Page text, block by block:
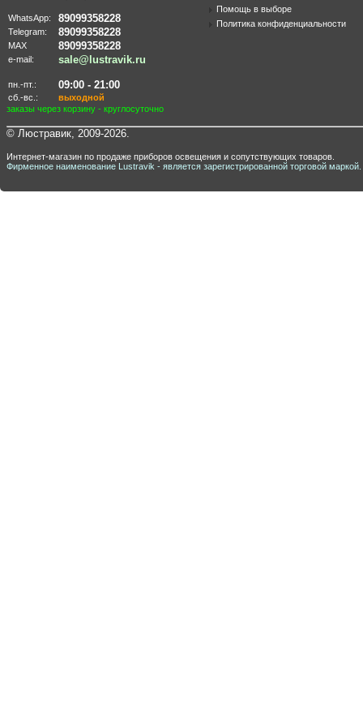
WhatsApp: 89099358228
Telegram: 89099358228
MAX 89099358228
e-mail: sale@lustravik.ru
пн.-пт.: 09:00 - 21:00
сб.-вс.:
выходной
заказы через корзину - круглосуточно
Помощь в выборе
Политика конфиденциальности
© Люстравик, 2009-2026.
Интернет-магазин по продаже приборов освещения и сопутствующих товаров.
Фирменное наименование Lustravik - является зарегистрированной торговой